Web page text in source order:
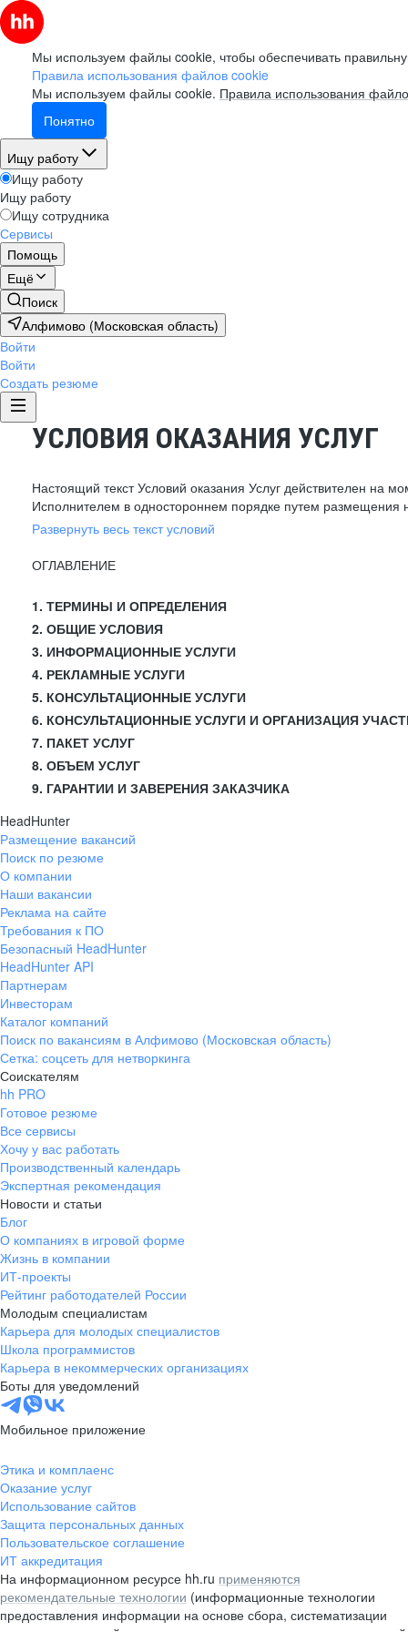
Мы используем файлы cookie, чтобы обеспечивать
Правила использования файлов cookie
Мы используем файлы cookie. Правила использования
Понятно
Ищу работу
Ищу работу
Ищу работу
Ищу сотрудника
Сервисы
Помощь
Ещё
Поиск
Алфимово (Московская область)
Войти
Войти
Создать резюме
УСЛОВИЯ ОКАЗАНИЯ УСЛУГ
Настоящий текст Условий оказания Услуг действителен на
Исполнителем в одностороннем порядке путем размещения
Развернуть весь текст условий
ОГЛАВЛЕНИЕ
1. ТЕРМИНЫ И ОПРЕДЕЛЕНИЯ
2. ОБЩИЕ УСЛОВИЯ
3. ИНФОРМАЦИОННЫЕ УСЛУГИ
4. РЕКЛАМНЫЕ УСЛУГИ
5. КОНСУЛЬТАЦИОННЫЕ УСЛУГИ
6. КОНСУЛЬТАЦИОННЫЕ УСЛУГИ И ОРГАНИЗАЦИЯ
7. ПАКЕТ УСЛУГ
8. ОБЪЕМ УСЛУГ
9. ГАРАНТИИ И ЗАВЕРЕНИЯ ЗАКАЗЧИКА
HeadHunter
Размещение вакансий
Поиск по резюме
О компании
Наши вакансии
Реклама на сайте
Требования к ПО
Безопасный HeadHunter
HeadHunter API
Партнерам
Инвесторам
Каталог компаний
Поиск по вакансиям в Алфимово (Московская область)
Сетка: соцсеть для нетворкинга
Соискателям
hh PRO
Готовое резюме
Все сервисы
Хочу у вас работать
Производственный календарь
Экспертная рекомендация
Новости и статьи
Блог
О компаниях в игровой форме
Жизнь в компании
ИТ-проекты
Рейтинг работодателей России
Молодым специалистам
Карьера для молодых специалистов
Школа программистов
Карьера в некоммерческих организациях
Боты для уведомлений
Мобильное приложение
Этика и комплаенс
Оказание услуг
Использование сайтов
Защита персональных данных
Пользовательское соглашение
ИТ аккредитация
На информационном ресурсе hh.ru применяются
рекомендательные технологии (информационные технологии
предоставления информации на основе сбора, систематизации